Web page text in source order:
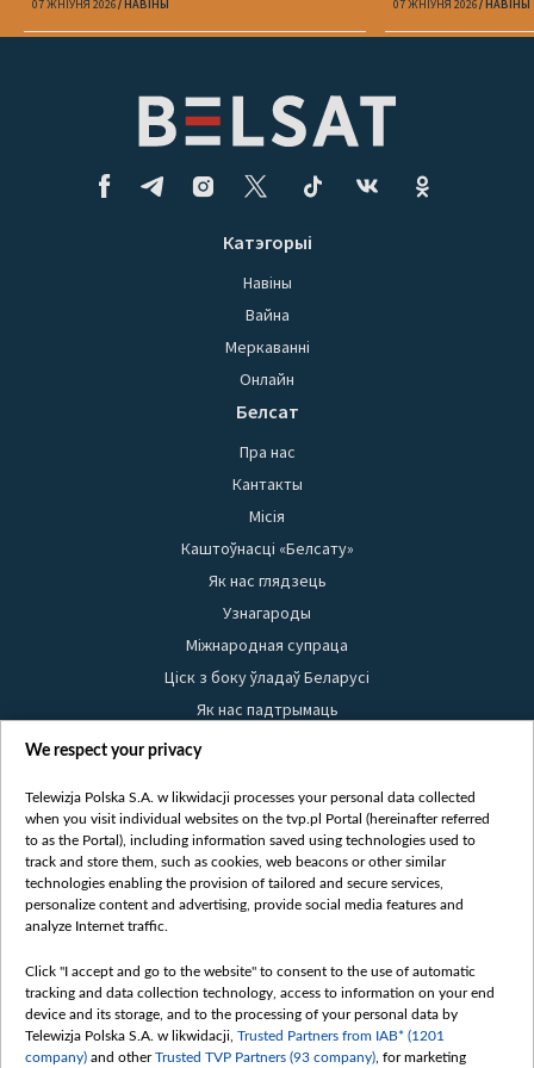
07 ЖНІЎНЯ 2026 НАВІНЫ 07 ЖНІЎНЯ 2026 НАВІНЫ
Катэгорыі
Навіны
Вайна
Меркаванні
Онлайн
Белсат
Пра нас
Кантакты
Місія
Каштоўнасці «Белсату»
Як нас глядзець
Узнагароды
Міжнародная супраца
Ціск з боку ўладаў Беларусі
Як нас падтрымаць
Правілы выкарыстання матэрыялаў
Бяспека
Youtube
Белсат news
Белсат Shorts
Жэстачайшы мульт
Belsat English
Biełsat PL
We respect your privacy
Telewizja Polska S.A. w likwidacji processes your personal data collected
when you visit individual websites on the tvp.pl Portal (hereinafter referred
to as the Portal), including information saved using technologies used to
track and store them, such as cookies, web beacons or other similar
technologies enabling the provision of tailored and secure services,
personalize content and advertising, provide social media features and
analyze Internet traffic.
Click "I accept and go to the website" to consent to the use of automatic
tracking and data collection technology, access to information on your end
device and its storage, and to the processing of your personal data by
Telewizja Polska S.A. w likwidacji, Trusted Partners from IAB* (1201
company) and otherTrusted TVP Partners (93 company) , for marketing